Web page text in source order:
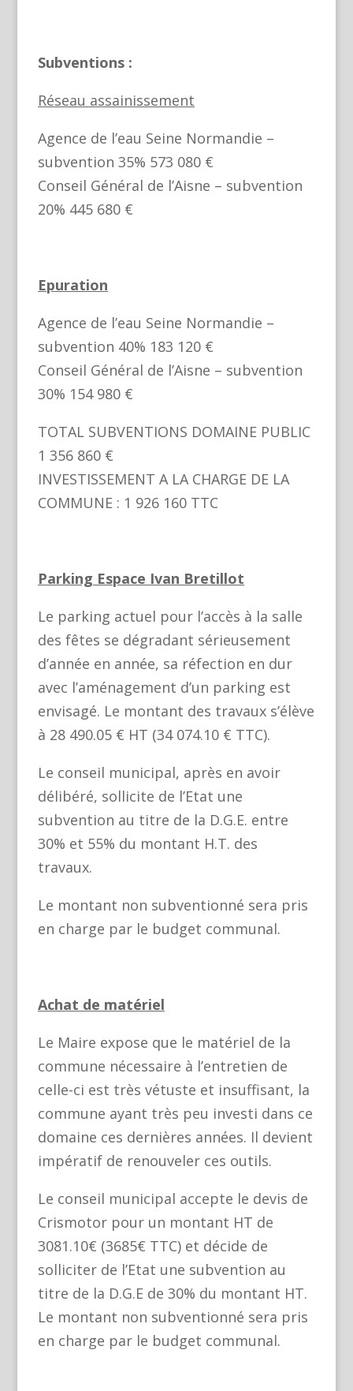
Subventions :
Réseau assainissement
Agence de l’eau Seine Normandie –
subvention 35% 573 080 €
Conseil Général de l’Aisne – subvention
20% 445 680 €
Epuration
Agence de l’eau Seine Normandie –
subvention 40% 183 120 €
Conseil Général de l’Aisne – subvention
30% 154 980 €
TOTAL SUBVENTIONS DOMAINE PUBLIC
1 356 860 €
INVESTISSEMENT A LA CHARGE DE LA
COMMUNE : 1 926 160 TTC
Parking Espace Ivan Bretillot
Le parking actuel pour l’accès à la salle
des fêtes se dégradant sérieusement
d’année en année, sa réfection en dur
avec l’aménagement d’un parking est
envisagé. Le montant des travaux s’élève
à 28 490.05 € HT (34 074.10 € TTC).
Le conseil municipal, après en avoir
délibéré, sollicite de l’Etat une
subvention au titre de la D.G.E. entre
30% et 55% du montant H.T. des
travaux.
Le montant non subventionné sera pris
en charge par le budget communal.
Achat de matériel
Le Maire expose que le matériel de la
commune nécessaire à l’entretien de
celle-ci est très vétuste et insuffisant, la
commune ayant très peu investi dans ce
domaine ces dernières années. Il devient
impératif de renouveler ces outils.
Le conseil municipal accepte le devis de
Crismotor pour un montant HT de
3081.10€ (3685€ TTC) et décide de
solliciter de l’Etat une subvention au
titre de la D.G.E de 30% du montant HT.
Le montant non subventionné sera pris
en charge par le budget communal.